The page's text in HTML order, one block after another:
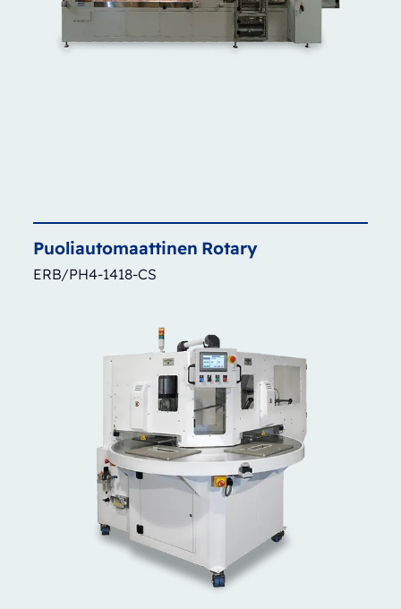
Puoliautomaattinen Rotary
ERB/PH4-1418-CS